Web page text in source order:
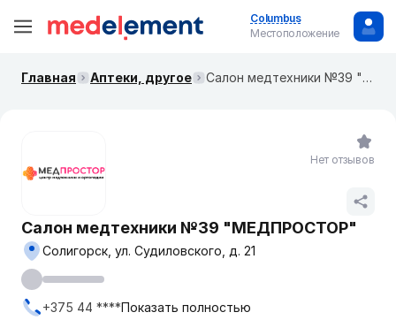
Columbus
Местоположение
Главная Аптеки, другое Салон медтехники №39 "МЕДПРОСТОР"
Салон медтехники №39 "МЕДПРОСТОР"
Солигорск, ул. Судиловского, д. 21
+375 44 ****Показать полностью
Нет отзывов